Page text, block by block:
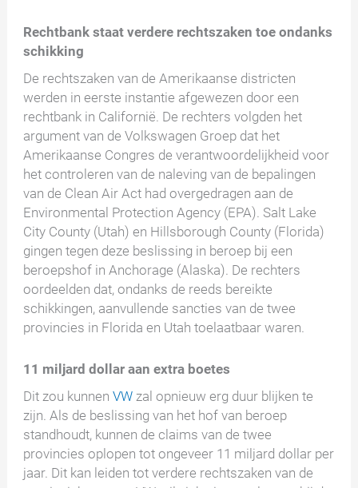
Rechtbank staat verdere rechtszaken toe ondanks
schikking
De rechtszaken van de Amerikaanse districten
werden in eerste instantie afgewezen door een
rechtbank in Californië. De rechters volgden het
argument van de Volkswagen Groep dat het
Amerikaanse Congres de verantwoordelijkheid voor
het controleren van de naleving van de bepalingen
van de Clean Air Act had overgedragen aan de
Environmental Protection Agency (EPA). Salt Lake
City County (Utah) en Hillsborough County (Florida)
gingen tegen deze beslissing in beroep bij een
beroepshof in Anchorage (Alaska). De rechters
oordeelden dat, ondanks de reeds bereikte
schikkingen, aanvullende sancties van de twee
provincies in Florida en Utah toelaatbaar waren.
11 miljard dollar aan extra boetes
Dit zou kunnenVW zal opnieuw erg duur blijken te
zijn. Als de beslissing van het hof van beroep
standhoudt, kunnen de claims van de twee
provincies oplopen tot ongeveer 11 miljard dollar per
jaar. Dit kan leiden tot verdere rechtszaken van de